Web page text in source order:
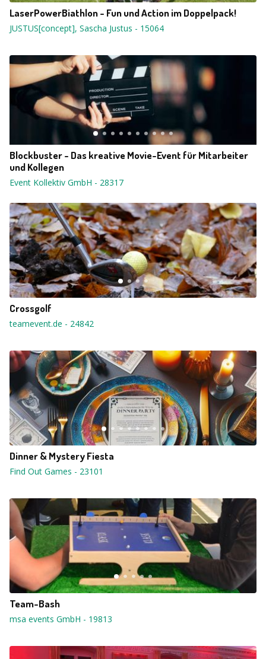
LaserPowerBiathlon - Fun und Action im Doppelpack!
JUSTUS[concept], Sascha Justus - 15064
Blockbuster - Das kreative Movie-Event für Mitarbeiter
und Kollegen
Event Kollektiv GmbH - 28317
Crossgolf
teamevent.de - 24842
Dinner & Mystery Fiesta
Find Out Games - 23101
Team-Bash
msa events GmbH - 19813